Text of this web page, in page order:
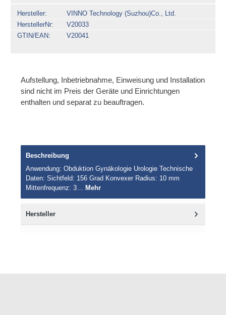
Hersteller
VINNO Technology (Suzhou)Co., Ltd.
HerstellerNr
V20033
GTIN/EAN
V20041
Aufstellung, Inbetriebnahme, Einweisung und Installation
sind nicht im Preis der Geräte und Einrichtungen
enthalten und separat zu beauftragen.
Beschreibung
Anwendung: Obduktion Gynäkologie Urologie Technische
Daten: Sichtfeld: 156 Grad Konvexer Radius: 10 mm
Mittenfrequenz: 3…
Mehr
Hersteller